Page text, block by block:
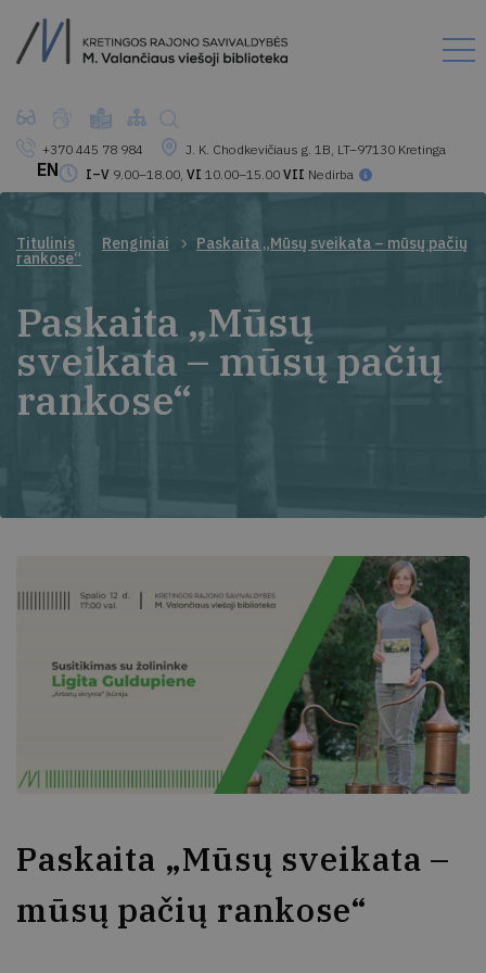
+370 445 78 984
J. K. Chodkevičiaus g. 1B, LT–97130 Kretinga
I–V 9.00–18.00, VI 10.00–15.00 VII Nedirba
EN
Titulinis Renginiai Paskaita „Mūsų sveikata – mūsų pačių
rankose“
Paskaita „Mūsų
sveikata – mūsų pačių
rankose“
Paskaita „Mūsų sveikata –
mūsų pačių rankose“